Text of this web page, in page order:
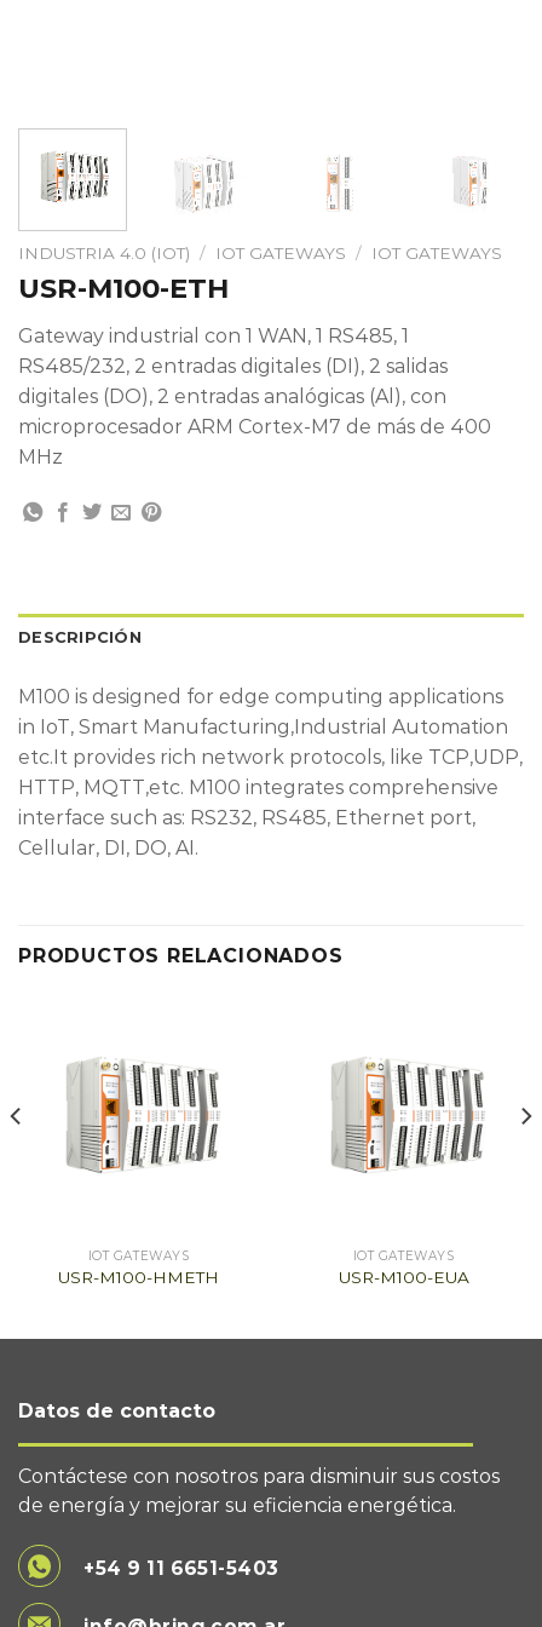
INDUSTRIA 4.0 (IOT) / IOT GATEWAYS / IOT GATEWAYS
USR-M100-ETH
Gateway industrial con 1 WAN, 1 RS485, 1
RS485/232, 2 entradas digitales (DI), 2 salidas
digitales (DO), 2 entradas analógicas (Al), con
microprocesador ARM Cortex-M7 de más de 400
MHz
DESCRIPCIÓN
M100 is designed for edge computing applications
in IoT, Smart Manufacturing,Industrial Automation
etc.It provides rich network protocols, like TCP,UDP,
HTTP, MQTT,etc. M100 integrates comprehensive
interface such as: RS232, RS485, Ethernet port,
Cellular, DI, DO, AI.
PRODUCTOS RELACIONADOS
IOT GATEWAYS
USR-M100-HMETH
IOT GATEWAYS
USR-M100-EUA
Datos de contacto
Contáctese con nosotros para disminuir sus costos
de energía y mejorar su eficiencia energética.
+54 9 11 6651-5403